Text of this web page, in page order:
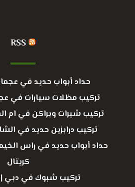
RSS
حداد أبواب حديد في عجمان :
تركيب مظلات سيارات في عجمان :
تركيب شبرات وبراكن في ام القيوين
تركيب درابزين حديد في الشارقة
كريتال
تركيب شبوك في دبي |0503163139|